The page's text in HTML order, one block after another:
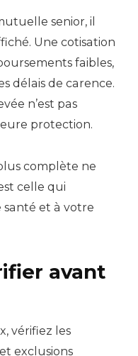
senior, il
Une cotisation
faibles,
délais de carence.
n’est pas
protection.
complète ne
celle qui
et à votre
avant
vérifiez les
exclusions